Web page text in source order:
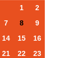
1
2
7 8
9
14 15
16
21 22
23